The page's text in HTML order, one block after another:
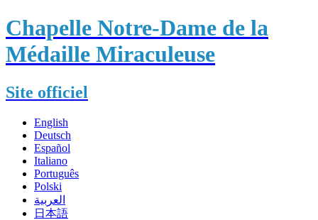
Chapelle Notre-Dame de la
Médaille Miraculeuse
Site officiel
English
Deutsch
Español
Italiano
Português
Polski
العربية
日本語